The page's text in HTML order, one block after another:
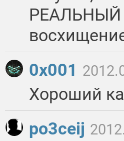
РЕАЛЬНЫЙ
0x001
Хороший
po3ceij